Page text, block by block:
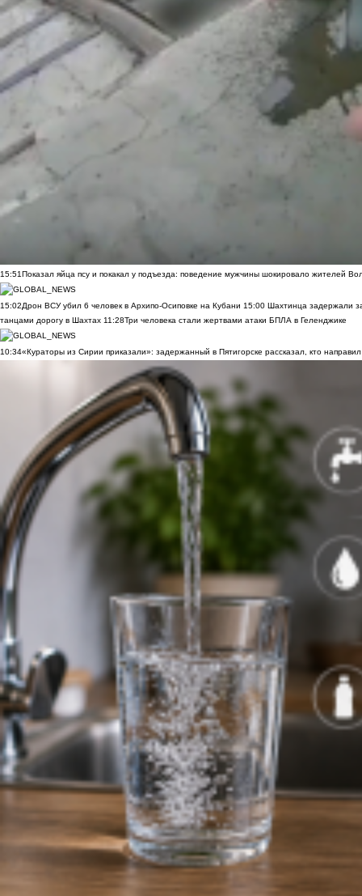
15:51Показал яйца псу и покакал у подъезда: поведение мужчины шокировало жителей
15:02Дрон ВСУ убил 6 человек в Архипо-Осиповке на Кубани 15:00 Шахтинца задержали
танцами дорогу в Шахтах 11:28Три человека стали жертвами атаки БПЛА в Геленджике
10:34«Кураторы из Сирии приказали»: задержанный в Пятигорске рассказал, кто направил